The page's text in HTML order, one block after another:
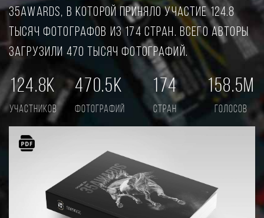
35AWARDS, в которой приняло участие 124.8
тысяч фотографов из 174 стран. Всего авторы
загрузили 470 тысяч фотографий.
124.8K
участников
470.5K
фотографий
174
стран
158.5M
голосов